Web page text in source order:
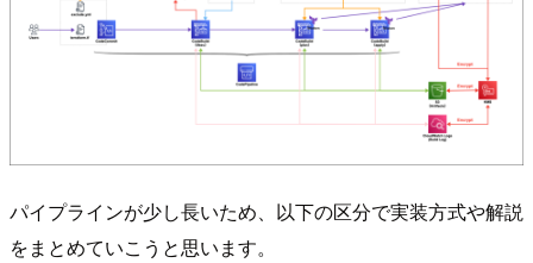
パイプラインが少し長いため、以下の区分で実装方式や解説
をまとめていこうと思います。